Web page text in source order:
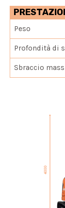
Peso
Profondità di
Sbraccio